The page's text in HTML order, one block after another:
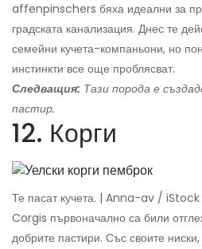
affenpinschers бяха идеални за
градската канализация. Днес те
семейни кучета-компаньони, но
инстинкти все още проблясват.
Следващия: Тази порода е
пастир.
12. Корги
Те пасат кучета. | Anna-av /
Corgis първоначално са били
добрите пастири. Със своите